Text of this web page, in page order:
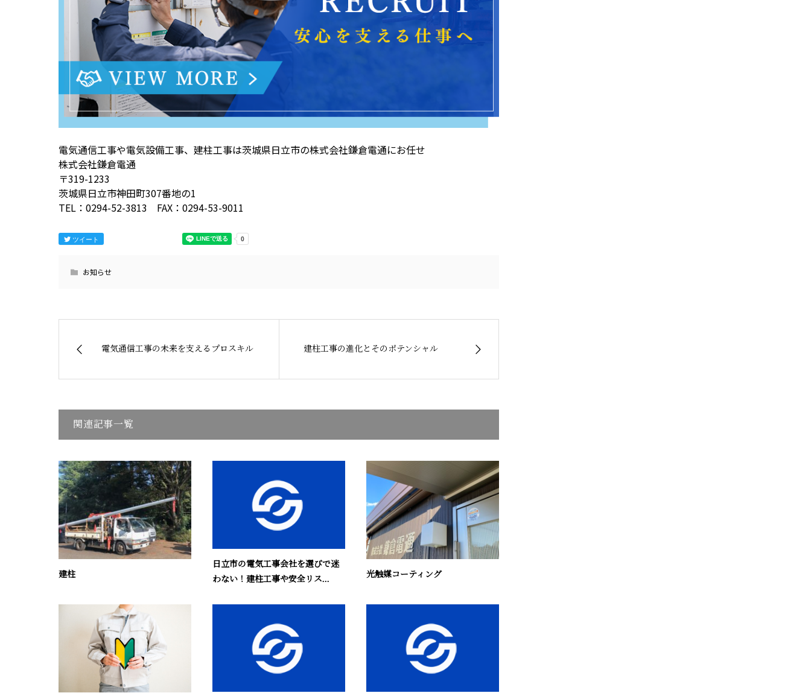
電気通信工事や電気設備工事、建柱工事は茨城県日立市の株式会社鎌倉電通にお任せ
株式会社鎌倉電通
〒319-1233
茨城県日立市神田町307番地の1
TEL：0294-52-3813 FAX：0294-53-9011
ツイート
お知らせ
電気通信工事の未来を支えるプロスキル 建柱工事の進化とそのポテンシャル
関連記事一覧
建柱
日立市の電気工事会社を選びで迷
わない！建柱工事や安全リス...
光触媒コーティング